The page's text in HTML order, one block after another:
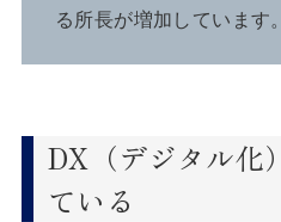
る所長が増加しています。
DX（デジタル化
ている